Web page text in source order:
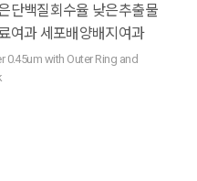
단백질회수율 낮은추출물
여과 세포배양배지여과
0.45um with Outer Ring and